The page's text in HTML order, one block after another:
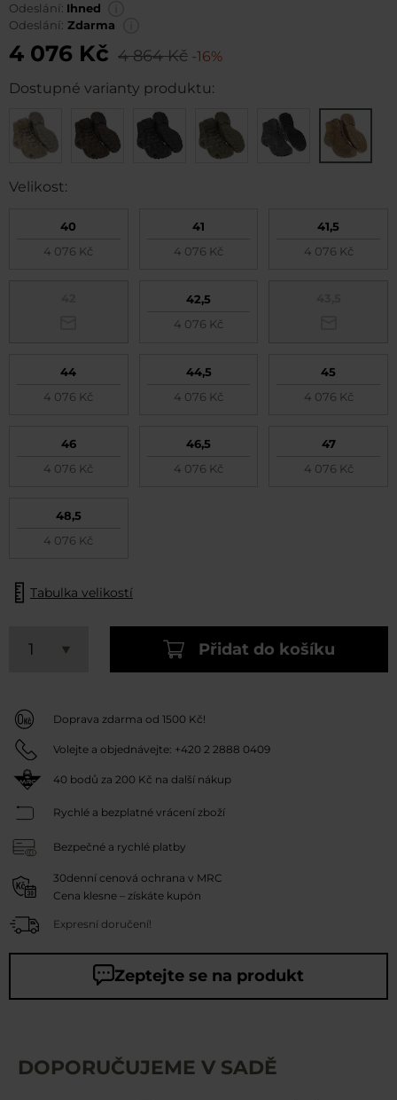
Odeslání: Ihned
Odeslání: Zdarma
4 076 Kč 4 864 Kč -16%
Dostupné varianty produktu:
Velikost:
40
4 076 Kč
41
4 076 Kč
41,5
4 076 Kč
42,5
4 076 Kč
44
4 076 Kč
44,5
4 076 Kč
45
4 076 Kč
46
4 076 Kč
46,5
4 076 Kč
47
4 076 Kč
48,5
4 076 Kč
Tabulka velikostí
Přidat do košíku
Doprava zdarma od 1500 Kč!
Volejte a objednávejte: +420 2 2888 0409
40 bodů za 200 Kč na další nákup
Rychlé a bezplatné vrácení zboží
Bezpečné a rychlé platby
30denní cenová ochrana v MRC
Cena klesne – získáte kupón
Expresní doručení!
Zeptejte se na produkt
DOPORUČUJEME V SADĚ